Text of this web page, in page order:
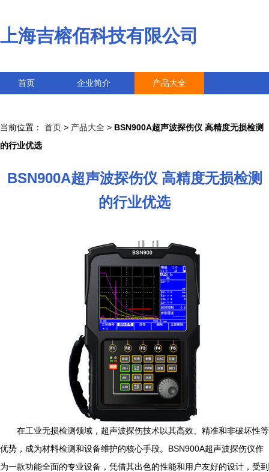
上海吉榕佰科技有限公司
首页 企业简介 产品大全
当前位置： 首页 > 产品大全 > BSN900A超声波探伤仪 高精度无损检测
的行业优选
BSN900A超声波探伤仪 高精度无损检测
的行业优选
在工业无损检测领域，超声波探伤技术以其高效、精准和非破坏性等
优势，成为材料检测和设备维护的核心手段。BSN900A超声波探伤仪作
为一款功能全面的专业设备，凭借其出色的性能和用户友好的设计，受到